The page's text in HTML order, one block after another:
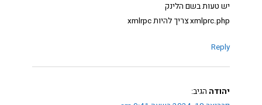
יש טעות בשם הלינק
xmlprc.php צריך להיות xmlrpc
Reply
יהודה הגיב: